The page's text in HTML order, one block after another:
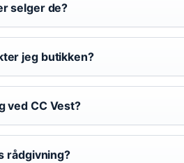
selger de?
jeg butikken?
ved CC Vest?
rådgivning?